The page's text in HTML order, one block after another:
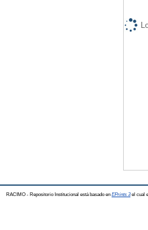
RACIMO - Repositorio Institucional está basado en EPrints 3el cual